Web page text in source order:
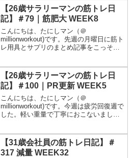
ンが、常に“今が一番強い”を目指す筋トレ
の記録...
【26歳サラリーマンの筋トレ日
記】＃79｜筋肥大 WEEK8
こんにちは、たにしマン（＠
millionworkout)です。先週の月曜日に筋ト
レ用具とサプリのまとめ記事をこっそり
た。さて、今週は少し暖かくなったかと
思いきや急激に気温...
【26歳サラリーマンの筋トレ日
記】＃100｜PR更新 WEEK5
こんにちは、たにしマン（＠
millionworkout)です。今週は疲労回復週で
した。軽い重量で丁寧におこないまし
き頑張ります。週5で会社に拘束されるサ
ラリーマンが、常...
【31歳会社員の筋トレ日記】＃
317 減量 WEEK32